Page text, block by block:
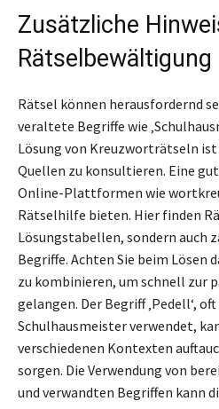
Zusätzliche
Rätselbewältigung
Rätsel können herausfordernd
veraltete Begriffe wie
Lösung von Kreuzworträtseln
Quellen zu konsultieren. Eine
Online-Plattformen wie
Rätselhilfe bieten. Hier finden
Lösungstabellen, sondern auch
Begriffe. Achten Sie beim Lösen
zu kombinieren, um schnell zur
gelangen. Der Begriff ‚Pedell‘,
Schulhausmeister verwendet,
verschiedenen Kontexten
sorgen. Die Verwendung von
und verwandten Begriffen kann